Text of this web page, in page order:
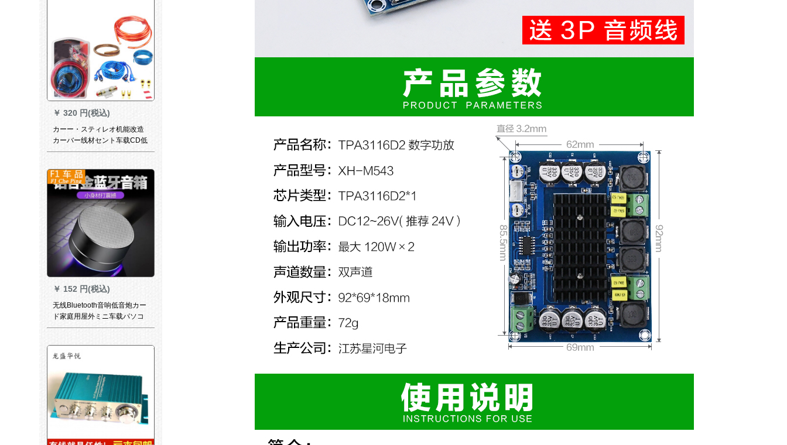
￥ 320 円(税込)
カーー・スティレオ机能改造
カーバー线材セント车载CD低
音炮オーストリアディオ高回
メート铜包アルミネム
￥ 152 円(税込)
无线Bluetooth音响低音炮カー
ド家庭用屋外ミニ车载パソコ
ン小型携帯テープスカー大音
れます。